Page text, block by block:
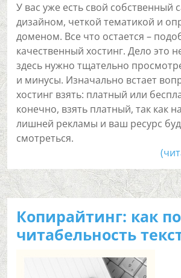
У вас уже есть свой собственный
дизайном, четкой тематикой и
доменом. Все что остается –
качественный хостинг. Дело это
здесь нужно тщательно
и минусы. Изначально встает
хостинг взять: платный или
конечно, взять платный, так как
лишней рекламы и ваш ресурс
смотреться.
Копирайтинг: как
читабельность